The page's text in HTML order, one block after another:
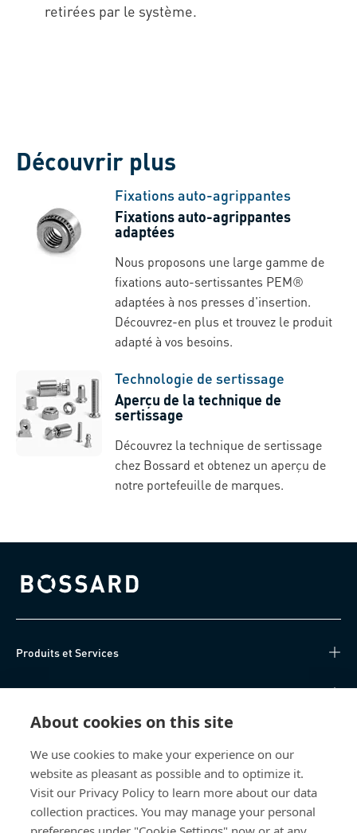
About cookies on this site
We use cookies to make your experience on our
website as pleasant as possible and to optimize it.
Visit our Privacy Policy to learn more about our data
collection practices. You may manage your personal
retirées par le système.
Découvrir plus
Fixations auto-agrippantes
Fixations auto-agrippantes
adaptées
Nous proposons une large gamme de
fixations auto-sertissantes PEM®
adaptées à nos presses d'insertion.
Découvrez-en plus et trouvez le produit
adapté à vos besoins.
Technologie de sertissage
Aperçu de la technique de
sertissage
Découvrez la technique de sertissage
chez Bossard et obtenez un aperçu de
notre portefeuille de marques.
Bossard homepage
Produits et Services
Centre de connaissances
Qui sommes-nous
Bossard France